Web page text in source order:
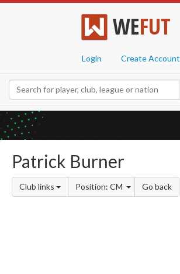
WEFUT
Login Create Account
Patrick Burner
Club links Position: CM Go back